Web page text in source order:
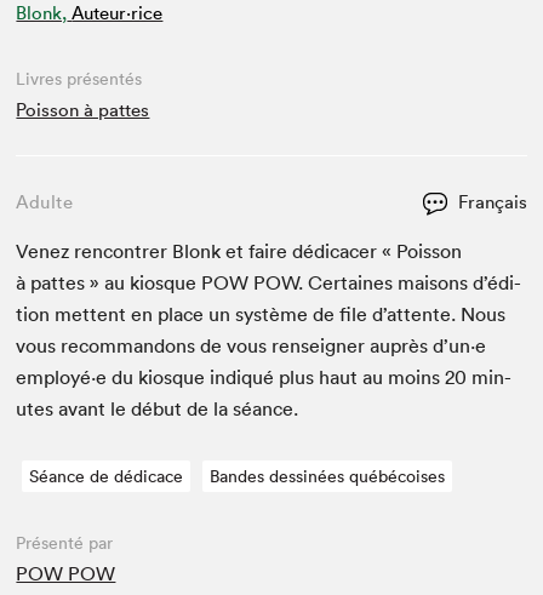
Blonk, Auteur·rice
Livres présentés
Poisson à pattes
Adulte Français
Venez ren­con­tr­er Blonk et faire dédi­cac­er « Pois­son
à pattes » au kiosque POW POW. Cer­taines maisons d’édi­
tion met­tent en place un sys­tème de file d’at­tente. Nous
vous recom­man­dons de vous ren­seign­er auprès d’un·e
employé·e du kiosque indiqué plus haut au moins20 min­
utes avant le début de la séance.
Séance de dédicace Bandes dessinées québécoises
Présenté par
POW POW